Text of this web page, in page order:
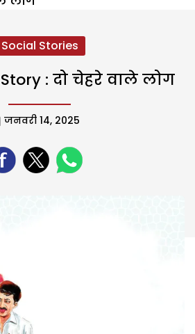
Social Stories
: दो चेहरे वाले लोग
जनवरी 14, 2025